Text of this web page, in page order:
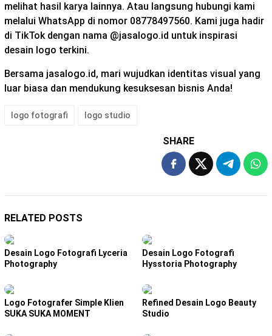
melihat hasil karya lainnya. Atau langsung hubungi kami
melalui WhatsApp di nomor 08778497560. Kami juga hadir
di TikTok dengan nama @jasalogo.id untuk inspirasi
desain logo terkini.
Bersama jasalogo.id, mari wujudkan identitas visual yang
luar biasa dan mendukung kesuksesan bisnis Anda!
logo fotografi logo studio
SHARE
RELATED POSTS
Desain Logo Fotografi Lyceria
Photography
Desain Logo Fotografi
Hysstoria Photography
Logo Fotografer Simple Klien
SUKA SUKA MOMENT
Refined Desain Logo Beauty
Studio